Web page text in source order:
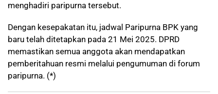
menghadiri paripurna tersebut.
Dengan kesepakatan itu, jadwal Paripurna BPK yang
baru telah ditetapkan pada 21 Mei 2025. DPRD
memastikan semua anggota akan mendapatkan
pemberitahuan resmi melalui pengumuman di forum
paripurna. (*)